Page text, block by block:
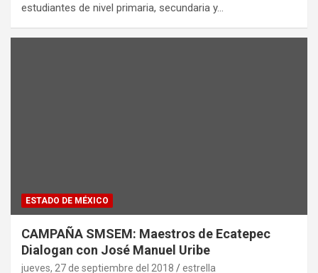
estudiantes de nivel primaria, secundaria y…
ESTADO DE MÉXICO
CAMPAÑA SMSEM: Maestros de Ecatepec
Dialogan con José Manuel Uribe
jueves, 27 de septiembre del 2018 estrella